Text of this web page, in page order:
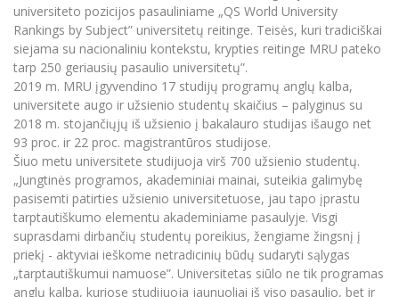
Darbuotojams
Partnerystės
Azijos centras
Vilniaus Karaliaus Sedžiongo institutas
Frankofoniškų šalių studijų centras
Partnerystės
Azijos centras
Vilniaus Karaliaus Sedžiongo institutas
Frankofoniškų šalių studijų centras
Negalia ir individualieji poreikiai
Viešai skelbiama informacija
Parama Ukrainai
Civilinė sauga
Korupcijos prevencija
Studijų Moodle (studijų vykdymui)
Darbuotojų Moodle (kompetencijų tobulinimui)
Studijų tvarkaraštis
Informacinė sistema "Studijos"
Darbuotojų elektroninis paštas
Daugiafaktorinė autentifikacija universiteto
darbuotojams (MFA)
Mokslininkų profiliai "CRIS"
Bendruomenės gerovė
Darbuotojų kvalifikacijos kėlimas
MRU norminių teisės aktų duomenų bazė
Intranetas
universiteto pozicijos pasauliniame „QS World University
Rankings by Subject” universitetų reitinge. Teisės, kuri tradiciškai
siejama su nacionaliniu kontekstu, krypties reitinge MRU pateko
tarp 250 geriausių pasaulio universitetų”.
2019 m. MRU įgyvendino 17 studijų programų anglų kalba,
universitete augo ir užsienio studentų skaičius – palyginus su
2018 m. stojančiųjų iš užsienio į bakalauro studijas išaugo net
93 proc. ir 22 proc. magistrantūros studijose.
Šiuo metu universitete studijuoja virš 700 užsienio studentų.
„Jungtinės programos, akademiniai mainai, suteikia galimybę
pasisemti patirties užsienio universitetuose, jau tapo įprastu
tarptautiškumo elementu akademiniame pasaulyje. Visgi
suprasdami dirbančių studentų poreikius, žengiame žingsnį į
priekį - aktyviai ieškome netradicinių būdų sudaryti sąlygas
„tarptautiškumui namuose”. Universitetas siūlo ne tik programas
anglų kalba, kuriose studijuoja jaunuoliai iš viso pasaulio, bet ir